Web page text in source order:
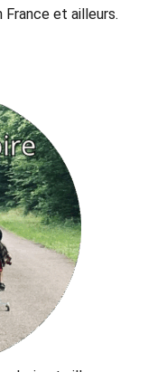
et ailleurs.